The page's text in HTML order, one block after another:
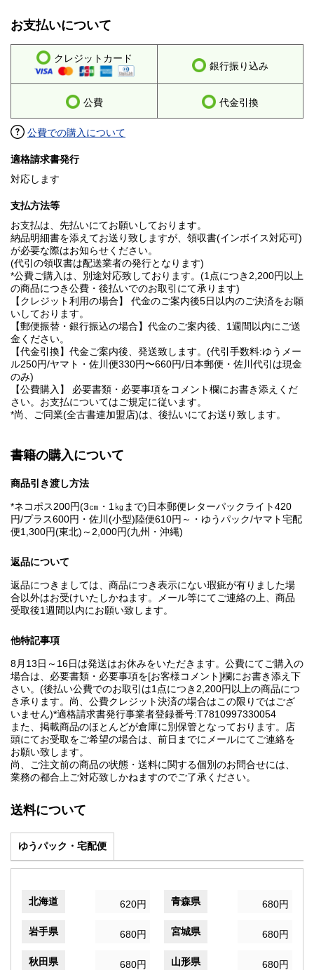
お支払いについて
クレジットカード
銀行振り込み
公費 代金引換
公費での購入について
適格請求書発行
対応します
支払方法等
お支払は、先払いにてお願いしております。
納品明細書を添えてお送り致しますが、領収書(インボイス対応可)
が必要な際はお知らせください。
(代引の領収書は配送業者の発行となります)
*公費ご購入は、別途対応致しております。(1点につき2,200円以上
の商品につき公費・後払いでのお取引にて承ります)
【クレジット利用の場合】 代金のご案内後5日以内のご決済をお願
いしております。
【郵便振替・銀行振込の場合】代金のご案内後、1週間以内にご送
金ください。
【代金引換】代金ご案内後、発送致します。(代引手数料:ゆうメー
ル250円/ヤマト・佐川便330円〜660円/日本郵便・佐川代引は現金
のみ)
【公費購入】 必要書類・必要事項をコメント欄にお書き添えくだ
さい。お支払についてはご規定に従います。
*尚、ご同業(全古書連加盟店)は、後払いにてお送り致します。
書籍の購入について
商品引き渡し方法
*ネコポス200円(3㎝・1㎏まで)日本郵便レターパックライト420
円/プラス600円・佐川(小型)陸便610円～・ゆうパック/ヤマト宅配
便1,300円(東北)～2,000円(九州・沖縄)
返品について
返品につきましては、商品につき表示にない瑕疵が有りました場
合以外はお受けいたしかねます。メール等にてご連絡の上、商品
受取後1週間以内にお願い致します。
他特記事項
8月13日～16日は発送はお休みをいただきます。公費にてご購入の
場合は、必要書類・必要事項を[お客様コメント]欄にお書き添え下
さい。(後払い公費でのお取引は1点につき2,200円以上の商品につ
き承ります。尚、公費クレジット決済の場合はこの限りではござ
いません)*適格請求書発行事業者登録番号:T7810997330054
また、掲載商品のほとんどが倉庫に別保管となっております。店
頭にてお受取をご希望の場合は、前日までにメールにてご連絡を
お願い致します。
尚、ご注文前の商品の状態・送料に関する個別のお問合せには、
業務の都合上ご対応致しかねますのでご了承ください。
送料について
ゆうパック・宅配便
北海道 620円 青森県 680円
岩手県 680円 宮城県 680円
秋田県 680円 山形県 680円